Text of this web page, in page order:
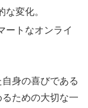
な変化。
ートなオンライ
身の喜びである
ための大切な一